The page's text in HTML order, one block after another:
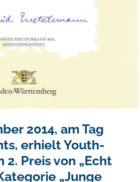
Werde Teil des Teams.
2014, am Tag
erhielt Youth-
2. Preis von „Echt
„Junge